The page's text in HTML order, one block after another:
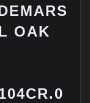
OAK